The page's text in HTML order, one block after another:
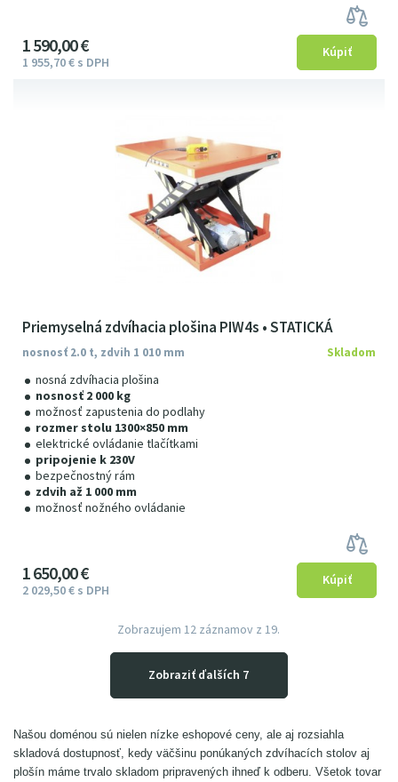
1590 00€
1 955 70€ s DPH
Priemyselná zdvíhacia plošina PIW4s • STATICKÁ
nosnosť 2.0 t, zdvih 1 010 mm
nosná zdvíhacia plošina
nosnosť 2 000 kg
možnosť zapustenia do podlahy
rozmer stolu 1300×850 mm
elektrické ovládanie tlačítkami
pripojenie k 230V
bezpečnostný rám
zdvih až 1 000 mm
možnosť nožného ovládanie
Skladom
1650 00€
2 029 50€ s DPH
Zobrazujem 12 záznamov z 19.
Zobraziť ďalších 7
Našou doménou sú nielen nízke eshopové ceny, ale aj rozsiahla
skladová dostupnosť, kedy väčšinu ponúkaných zdvíhacích stolov aj
plošín máme trvalo skladom pripravených ihneď k odberu. Všetok tovar